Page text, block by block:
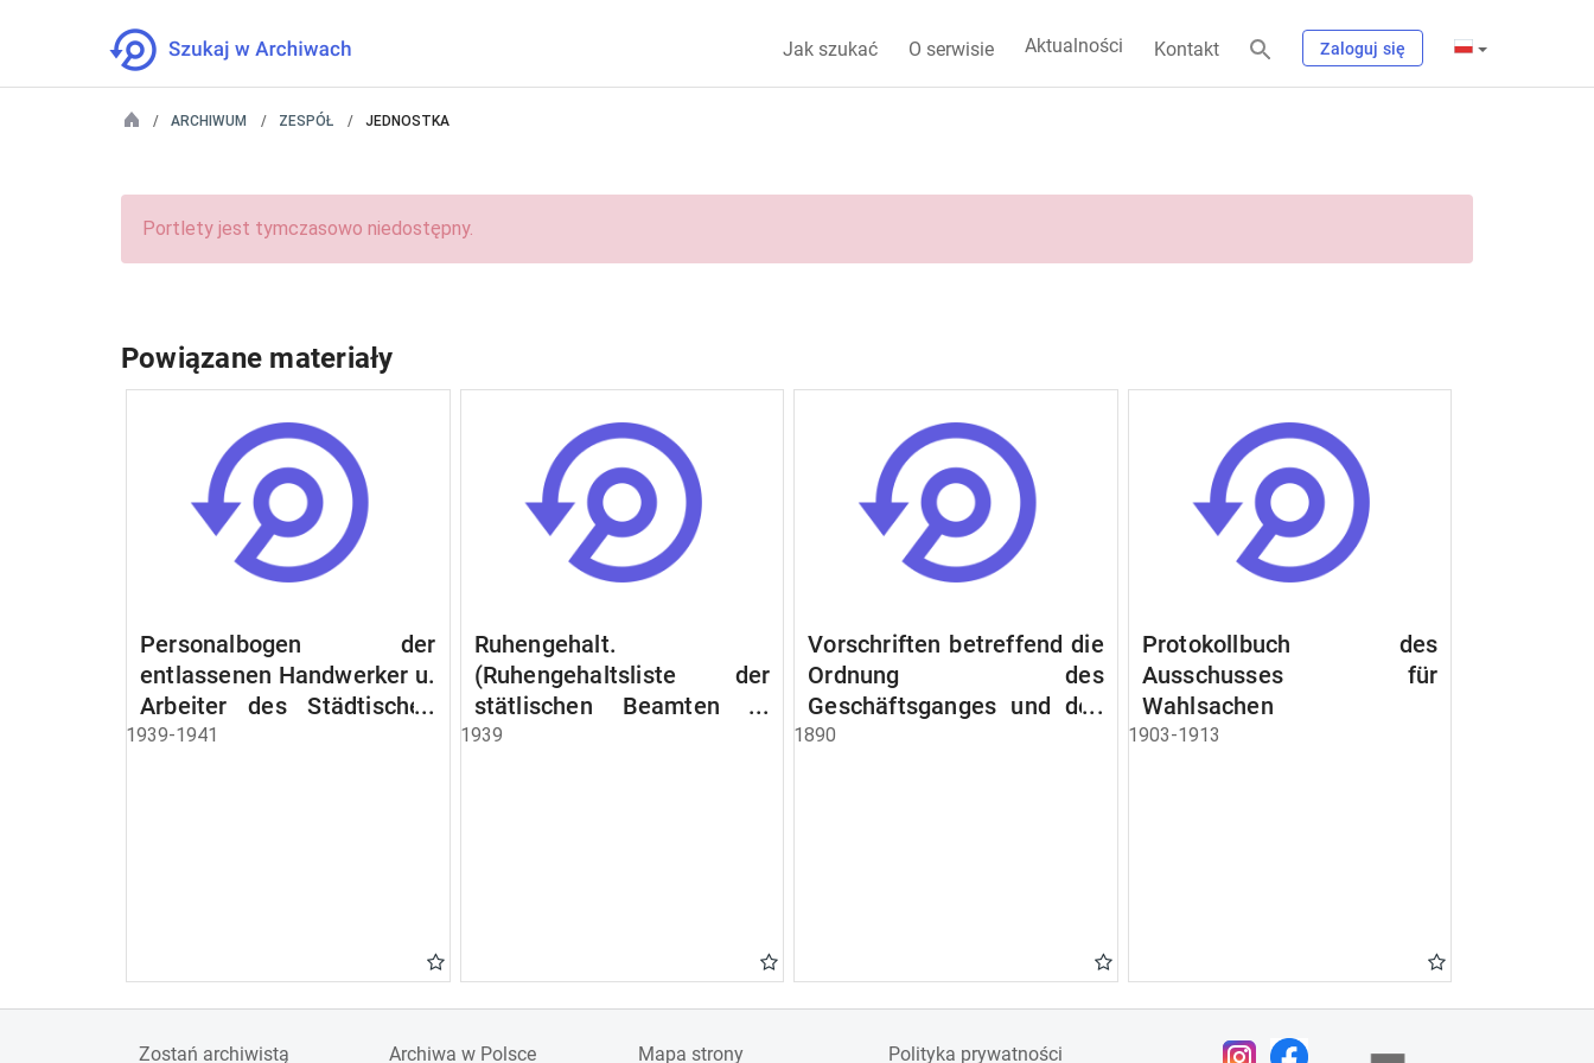
Jak szukać O serwisie Aktualności Kontakt Zaloguj się
ARCHIWUM ZESPÓŁ JEDNOSTKA
Portlety jest tymczasowo niedostępny.
Powiązane materiały
Personalbogen der
entlassenen Handwerker u.
Arbeiter des Städtischen
Schlacht - u. Viehhof.
1939-1941
Ruhengehalt.
(Ruhengehaltsliste der
stätlischen Beamten u.
Witwen. Ruhegehaltsliste
1939
Vorschriften betreffend die
Ordnung des
Geschäftsganges und des
Verfahrens bei dem
1890
Protokollbuch des
Ausschusses für
Wahlsachen
1903-1913
Zostań archiwistą Archiwa w Polsce Mapa strony Polityka prywatności